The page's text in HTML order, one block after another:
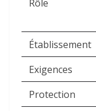
Rôle
Établissement
Exigences
Protection